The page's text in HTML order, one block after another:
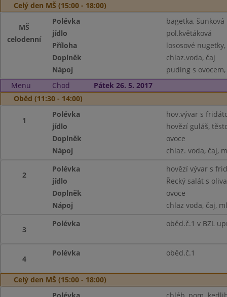
Celý den MŠ (15:00 - 18:00)
MŠ
celodenní
Polévka
bagetka,
jídlo
pol.květáková
Příloha
lososové
Doplněk
chlaz.voda, čaj
Nápoj
puding s
Menu
Chod
Pátek 26. 5. 2017
Oběd (11:30 - 14:00)
1
Polévka
hov.vývar s
jídlo
hovězí guláš,
Doplněk
ovoce
Nápoj
chlaz. voda, čaj,
2
Polévka
hovězí vývar s
jídlo
Řecký salát s
Doplněk
ovoce
Nápoj
chlaz voda, čaj,
3
Polévka oběd.č.1 v BZL
4
Polévka oběd.č.1
Celý den MŠ (15:00 - 18:00)